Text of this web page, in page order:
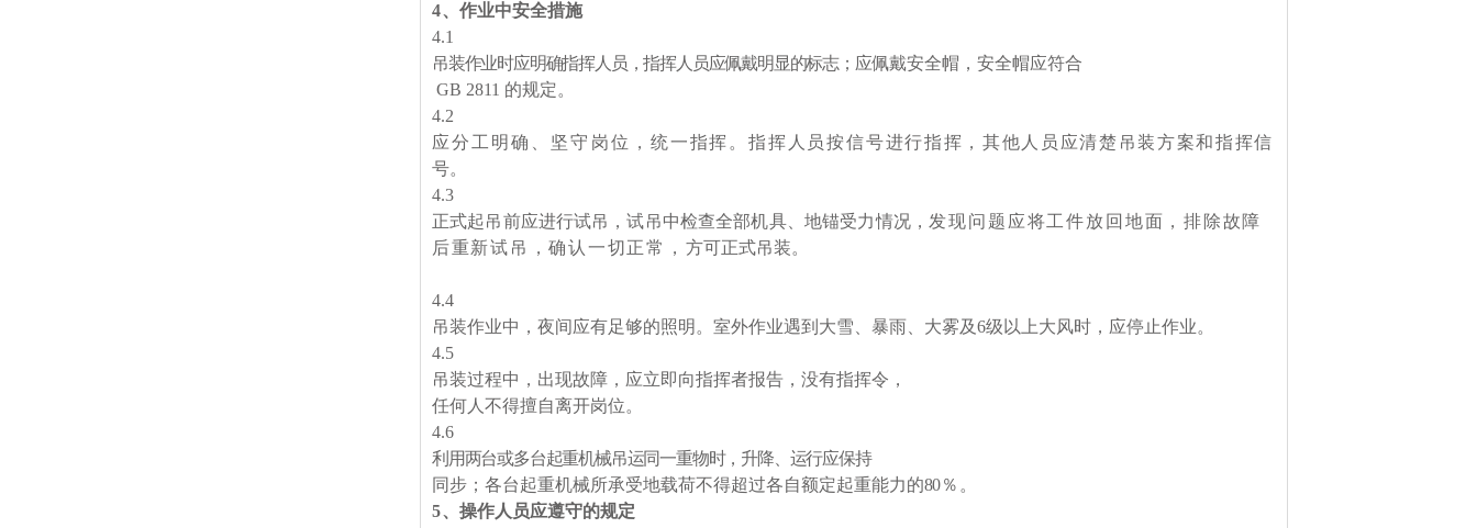
4、作业中安全措施
4.1
吊装作业时应明确指挥人员，指挥人员应佩戴明显的标志；应佩戴安全帽，安全帽应符合
GB 2811 的规定。
4.2
应分工明确、坚守岗位， 统一指挥。指挥人员按信号进行指挥，其他人员应清楚吊装方案和指挥信
号。
4.3
正式起吊前应进行试吊，试吊中检查全部机具、 地锚受力情况， 发现问题应将工件放回 地面，排除故障
后重新试吊，确认一切正常， 方可正式吊装。
4.4
吊装作业中，夜间应有足够的照明。室外作业遇到大雪、暴雨、大雾及6级以上大风时，应停止作业。
4.5
吊装过程中，出现故障，应立即向指挥者报告，没有指挥令，
任何人不得擅自离开岗位。
4.6
利用两台或多台起重机械吊运同一重物时，升降、运行应保持
同步；各台起重机械所承受地载荷不得超过各自额定起重能力的80％。
5、操作人员应遵守的规定